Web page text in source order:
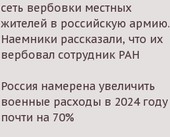
сеть вербовки местных
жителей в российскую армию.
Наемники рассказали, что их
вербовал сотрудник РАН
Россия намерена увеличить
военные расходы в 2024 году
почти на 70%